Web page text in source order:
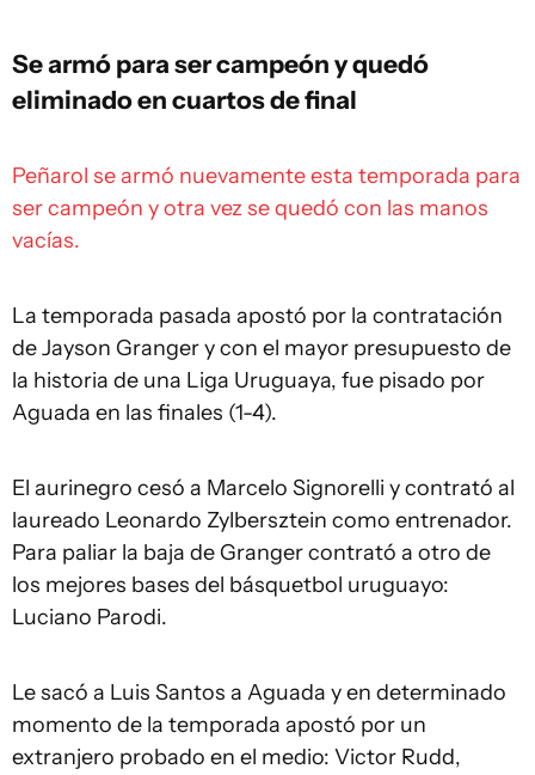
Se armó para ser campeón y quedó
eliminado en cuartos de final
Peñarol se armó nuevamente esta temporada para
ser campeón y otra vez se quedó con las manos
vacías.
La temporada pasada apostó por la contratación
de Jayson Granger y con el mayor presupuesto de
la historia de una Liga Uruguaya, fue pisado por
Aguada en las finales (1-4).
El aurinegro cesó a Marcelo Signorelli y contrató al
laureado Leonardo Zylbersztein como entrenador.
Para paliar la baja de Granger contrató a otro de
los mejores bases del básquetbol uruguayo:
Luciano Parodi.
Le sacó a Luis Santos a Aguada y en determinado
momento de la temporada apostó por un
extranjero probado en el medio: Victor Rudd,